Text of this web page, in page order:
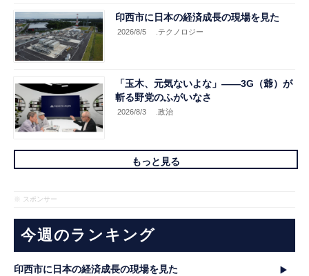
印西市に日本の経済成長の現場を見た
2026/8/5 .テクノロジー
「玉木、元気ないよな」――3G（爺）が
斬る野党のふがいなさ
2026/8/3 .政治
もっと見る
※ スポンサー
今週のランキング
印西市に日本の経済成長の現場を見た